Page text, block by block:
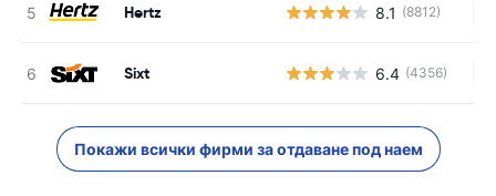
Hertz 8.1 (8812)
Sixt 6.4 (4356)
Покажи всички фирми за отдаване под наем